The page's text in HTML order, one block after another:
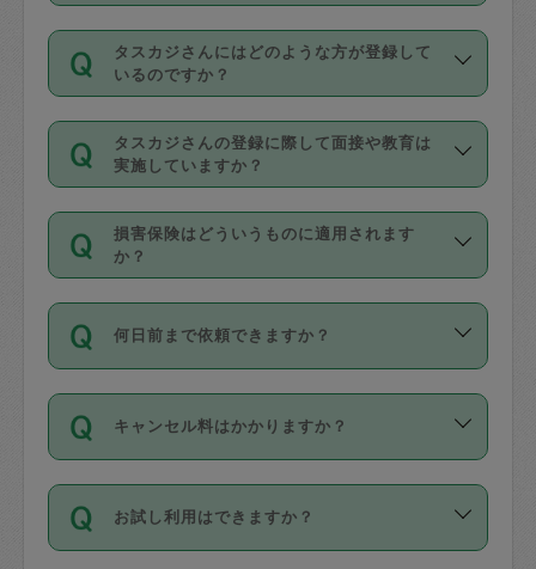
なお、タスカジさんの交通費も、依頼料
金のご請求と合わせてお支払いとなりま
動計算で表示されます。
（例：毎週定期の場合は３回以上のキャ
ンセルが有償（1200円、隔週定期の場合
は２回以上のキャンセルが有償（1200
・ＡＭ ９時～１２時
・ＰＭ １３時～１６時
・夜 １８時～２１時
開始時間を２時間前後変更することが可
能です。依頼送信後、個別にタスカジさ
んにメッセージを送り調整してくださ
い。ただし、２時間を越えての調整はで
時間も被らない場合、損害保険の対象外
掃除、整理収納、洗濯、買い物、料理、
作り置きです。タスカジさんによってで
きる仕事の範囲が異なりますので、依頼
する前にタスカジさんのプロフィールで
確認してください。
基本的に、高所での作業や危険作業、屋
外での作業は対象外です。
タスカジさんにはどのような方が登録して
いるのですか？
主婦として長年の家事経験をお持ちの
方、栄養士・調理師といった資格者で保
育園や学校の給食やレストランで料理関
係の専門職に従事されていた方、日本で
すでにハウスキーパーや英語の先生とし
てお仕事をしているフィリピン出身の
社員など様々なバックグラウンドの方が
登録しています。
日本語も話せる方など様々です。
ールに記載していますので、各自の得意
タスカジさんの登録に際して面接や教育は
実施していますか？
応募の際に、各自事務局との面接と説明
を行っています。その後、身分証明書の
写真提出をしていただいています。外国
確認しています。タスカジさんトレーニ
ング動画を使ったセルフトレーニングの
現場トライアルを受け、合格したタスカ
ジさんが活動されています。
※テストセンターの講評は１件目のレビュ
損害保険はどういうものに適用されます
か？
依頼者とタスカジさんとの間でタスカジ
を通して成立した作業時間内での作業に
適用されます。作業範囲は、掃除、洗
です。作業中に物を壊したり、人にけが
をさせたりした場合が対象で、補償金額
す。
何日前まで依頼できますか？
ご依頼は、現在を起点に3日後（72時間
以降）の日時から受付可能となっていま
す。
タスカジさんへ「募集」をかけることが
可能です。
キャンセル料はかかりますか？
キャンセル料には、以下の2種類がありま
す。
お試し利用はできますか？